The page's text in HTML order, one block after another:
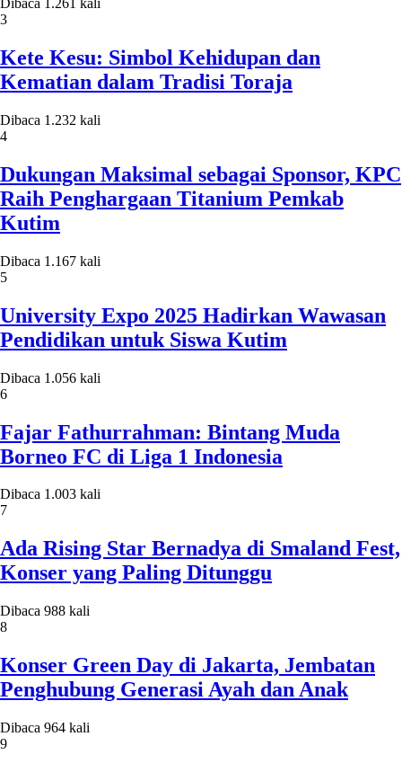
Dibaca 1.261 kali
3
Kete Kesu: Simbol Kehidupan dan
Kematian dalam Tradisi Toraja
Dibaca 1.232 kali
4
Dukungan Maksimal sebagai Sponsor, KPC
Raih Penghargaan Titanium Pemkab
Kutim
Dibaca 1.167 kali
5
University Expo 2025 Hadirkan Wawasan
Pendidikan untuk Siswa Kutim
Dibaca 1.056 kali
6
Fajar Fathurrahman: Bintang Muda
Borneo FC di Liga 1 Indonesia
Dibaca 1.003 kali
7
Ada Rising Star Bernadya di Smaland Fest,
Konser yang Paling Ditunggu
Dibaca 988 kali
8
Konser Green Day di Jakarta, Jembatan
Penghubung Generasi Ayah dan Anak
Dibaca 964 kali
9